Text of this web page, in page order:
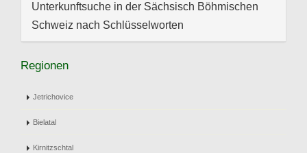
Unterkunftsuche in der Sächsisch Böhmischen
Schweiz nach Schlüsselworten
Regionen
Jetrichovice
Bielatal
Kirnitzschtal